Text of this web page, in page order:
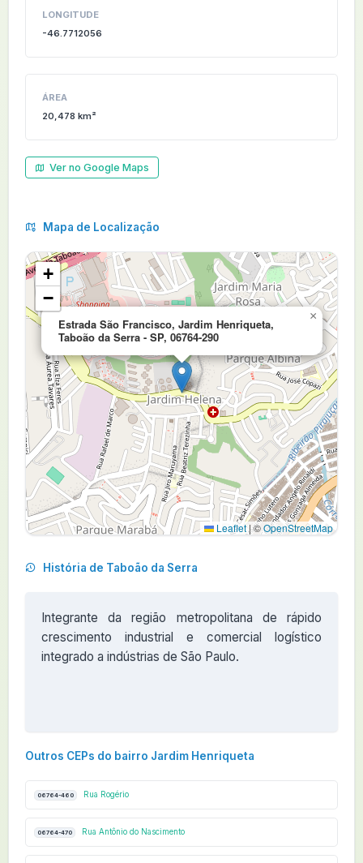
LONGITUDE
-46.7712056
ÁREA
20,478 km²
Ver no Google Maps
Mapa de Localização
Estrada São Francisco, Jardim Henriqueta,
Taboão da Serra - SP, 06764-290
×
+
−
Leaflet |©OpenStreetMap
História de Taboão da Serra
Integrante da região metropolitana de rápido
crescimento industrial e comercial logístico
integrado a indústrias de São Paulo.
Outros CEPs do bairro Jardim Henriqueta
06764-460 Rua Rogério
06764-470 Rua Antônio do Nascimento